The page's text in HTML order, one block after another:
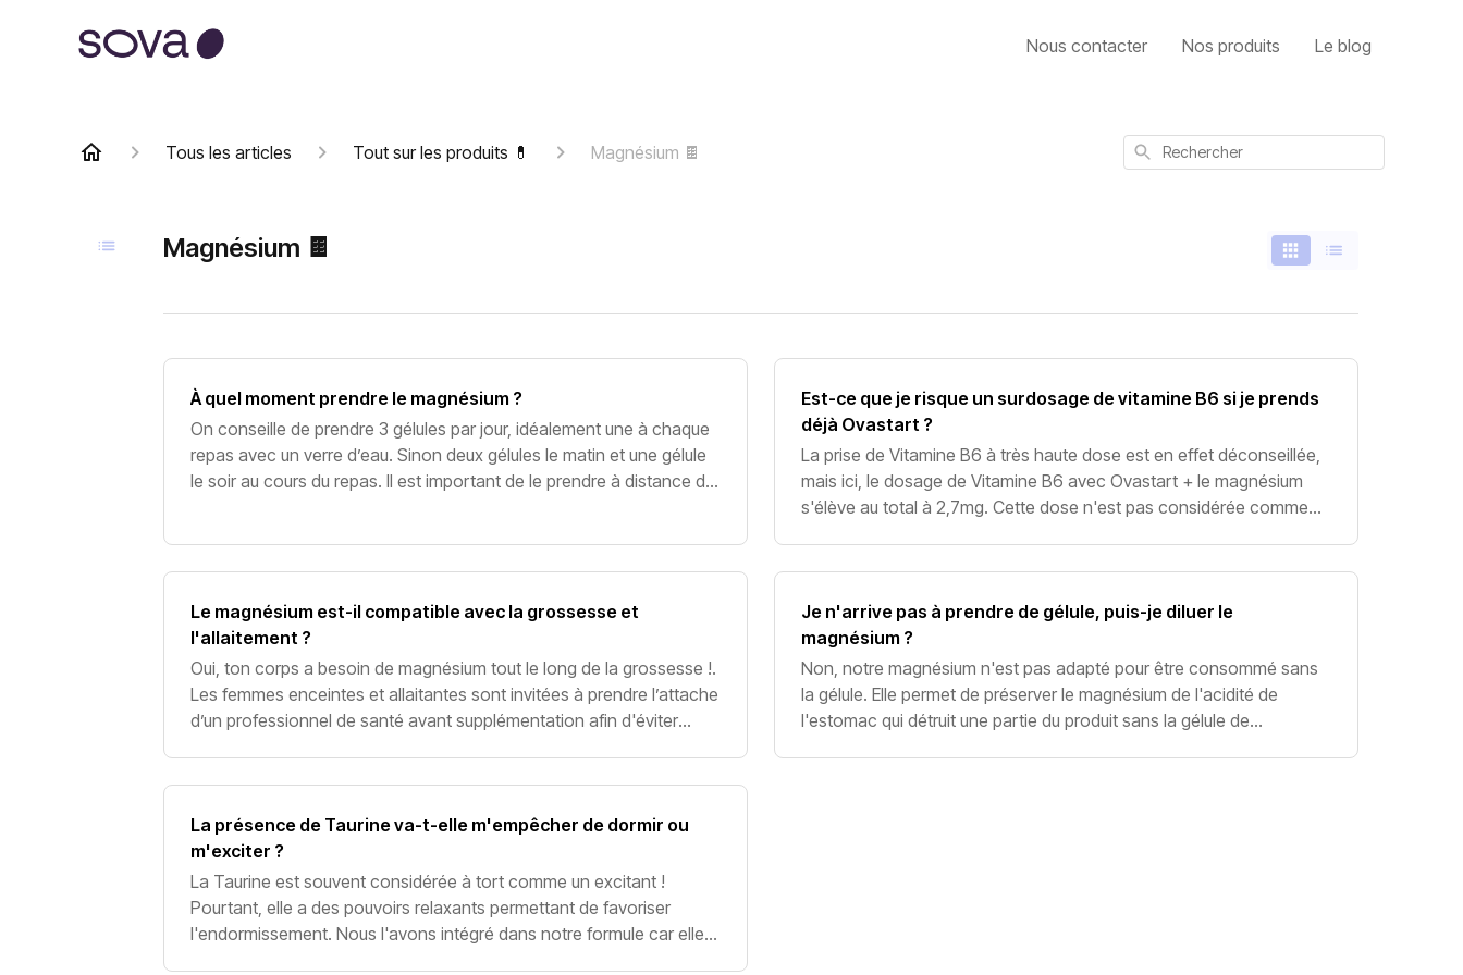
Nous contacter Nos produits Le blog
Tous les articles Tout sur les produits 💊 Magnésium 🍫 Rechercher
Magnésium 🍫
À quel moment prendre le magnésium ?
On conseille de prendre 3 gélules par jour, idéalement une à chaque
repas avec un verre d’eau. Sinon deux gélules le matin et une gélule
le soir au cours du repas. Il est important de le prendre à distance du
Est-ce que je risque un surdosage de vitamine B6 si je prends
déjà Ovastart ?
La prise de Vitamine B6 à très haute dose est en effet déconseillée,
mais ici, le dosage de Vitamine B6 avec Ovastart + le magnésium
s'élève au total à 2,7mg. Cette dose n'est pas considérée comme
Le magnésium est-il compatible avec la grossesse et
l'allaitement ?
Oui, ton corps a besoin de magnésium tout le long de la grossesse !.
Les femmes enceintes et allaitantes sont invitées à prendre l’attache
d’un professionnel de santé avant supplémentation afin d'éviter
Je n'arrive pas à prendre de gélule, puis-je diluer le
magnésium ?
Non, notre magnésium n'est pas adapté pour être consommé sans
la gélule. Elle permet de préserver le magnésium de l'acidité de
l'estomac qui détruit une partie du produit sans la gélule de
La présence de Taurine va-t-elle m'empêcher de dormir ou
m'exciter ?
La Taurine est souvent considérée à tort comme un excitant !
Pourtant, elle a des pouvoirs relaxants permettant de favoriser
l'endormissement. Nous l'avons intégré dans notre formule car elle